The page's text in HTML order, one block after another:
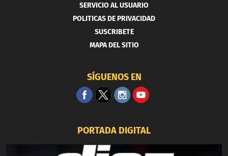
SERVICIO AL USUARIO
POLITICAS DE PRIVACIDAD
SUSCRIBETE
MAPA DEL SITIO
SÍGUENOS EN
PORTADA DIGITAL